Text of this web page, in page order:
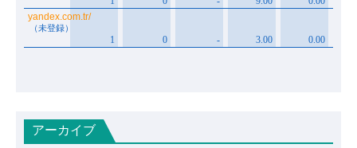
アーカイブ